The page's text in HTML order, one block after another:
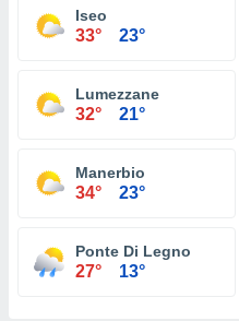
Iseo
33° 23°
Lumezzane
32° 21°
Manerbio
34° 23°
Ponte Di Legno
27° 13°